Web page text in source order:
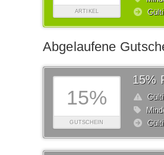
ARTIKEL
Abgelaufene
15%
GUTSCHEIN
15%